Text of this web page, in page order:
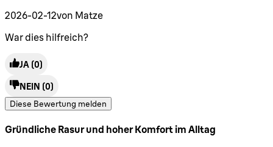
2026-02-12von Matze
War dies hilfreich?
JA (0)
NEIN (0)
Diese Bewertung melden
Gründliche Rasur und hoher Komfort im Alltag